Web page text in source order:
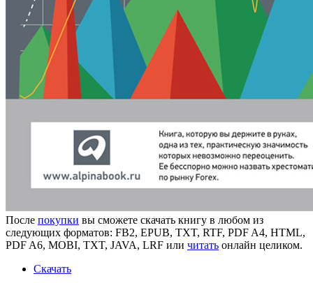
После покупки вы сможете скачать книгу в любом из
следующих форматов: FB2, EPUB, TXT, RTF, PDF A4, HTML,
PDF A6, MOBI, TXT, JAVA, LRF или читать онлайн целиком.
Скачать